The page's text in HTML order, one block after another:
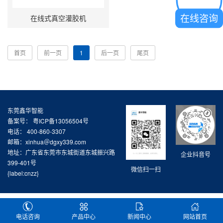
在线式真空灌胶机
首页 前一页 1 后一页 尾页
企业抖音号
微信扫一扫
东莞鑫华智能
备案号： 粤ICP备13056504号
电话： 400-860-3307
邮箱：xinhua＠dgxy339.com
地址：广东省东莞市东城街道东城振兴路
399-401号
{label:cnzz}
电话咨询 产品中心 新闻中心 网站首页
在线咨询